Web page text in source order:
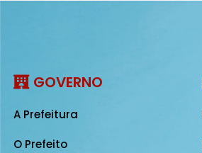
GOVERNO
A Prefeitura
O Prefeito